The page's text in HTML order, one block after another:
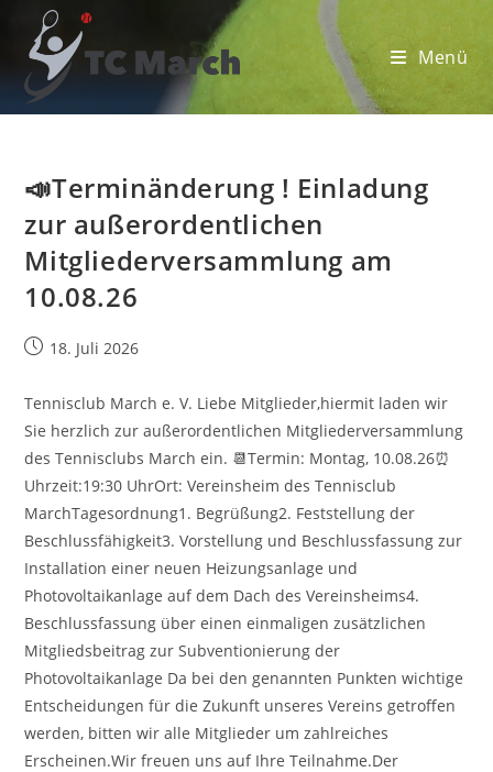
Inhalt
springen
Menü
📣Terminänderung ! Einladung
zur außerordentlichen
Mitgliederversammlung am
10.08.26
Beitrag18. Juli 2026
Tennisclub March e. V. Liebe Mitglieder,hiermit laden wir
Sie herzlich zur außerordentlichen Mitgliederversammlung
des Tennisclubs March ein. 📆Termin: Montag, 10.08.26⏰
Uhrzeit:19:30 UhrOrt: Vereinsheim des Tennisclub
MarchTagesordnung1. Begrüßung2. Feststellung der
Beschlussfähigkeit3. Vorstellung und Beschlussfassung zur
Installation einer neuen Heizungsanlage und
Photovoltaikanlage auf dem Dach des Vereinsheims4.
Beschlussfassung über einen einmaligen zusätzlichen
Mitgliedsbeitrag zur Subventionierung der
Photovoltaikanlage Da bei den genannten Punkten wichtige
Entscheidungen für die Zukunft unseres Vereins getroffen
werden, bitten wir alle Mitglieder um zahlreiches
Erscheinen.Wir freuen uns auf Ihre Teilnahme.Der